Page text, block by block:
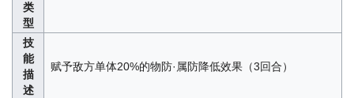
类
型
技
能
描
述
赋予敌方单体20%的物防·属防降低效果（3回合）